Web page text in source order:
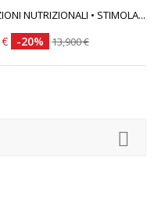
NUTRIZIONALI • STIMOLA...
-20% 13,900 €